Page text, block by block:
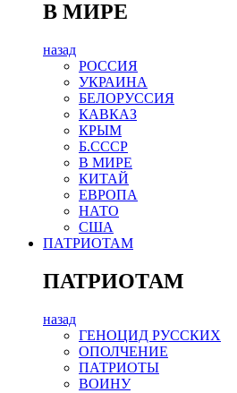
В МИРЕ
назад
РОСCИЯ
УКРАИНА
БЕЛОРУССИЯ
КАВКАЗ
КРЫМ
Б.СССР
В МИРЕ
КИТАЙ
ЕВРОПА
НАТО
США
ПАТРИОТАМ
ПАТРИОТАМ
назад
ГЕНОЦИД РУССКИХ
ОПОЛЧЕНИЕ
ПАТРИОТЫ
ВОИНУ